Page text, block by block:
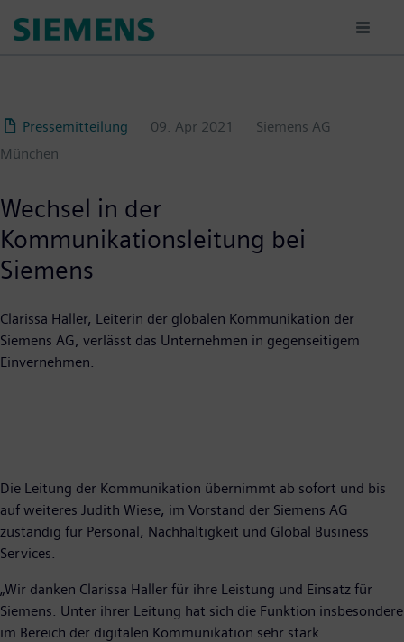
para
Pressemitteilung
09. Apr 2021
Siemens AG
München
Wechsel in der
Kommunikationsleitung bei
Siemens
Clarissa Haller, Leiterin der globalen Kommunikation der
Siemens AG, verlässt das Unternehmen in gegenseitigem
Einvernehmen.
Die Leitung der Kommunikation übernimmt ab sofort und bis
auf weiteres Judith Wiese, im Vorstand der Siemens AG
zuständig für Personal, Nachhaltigkeit und Global Business
Services.
„Wir danken Clarissa Haller für ihre Leistung und Einsatz für
Siemens. Unter ihrer Leitung hat sich die Funktion insbesondere
im Bereich der digitalen Kommunikation sehr stark